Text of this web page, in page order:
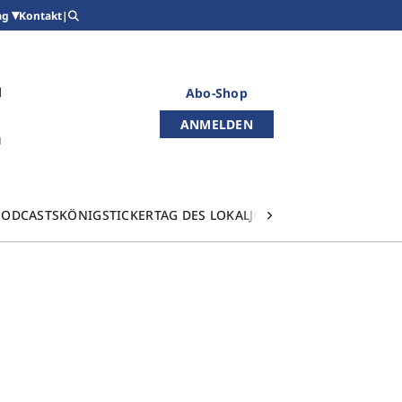
Kontakt|
Abo-Shop
ANMELDEN
KÖNIGSTICKERTAG DES LOKALJOURNALISMUS